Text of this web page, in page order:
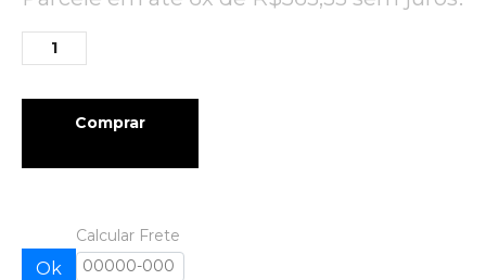
Comprar
Calcular Frete
Ok